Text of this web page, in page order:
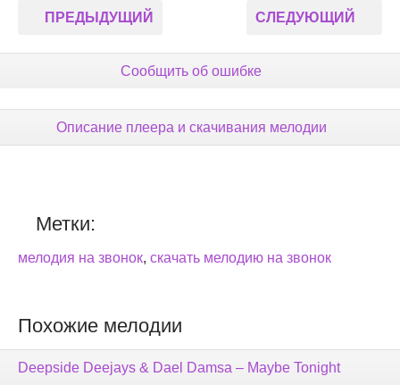
ПРЕДЫДУЩИЙ СЛЕДУЮЩИЙ
Сообщить об ошибке
Описание плеера и скачивания мелодии
Метки:
мелодия на звонок, скачать мелодию на звонок
Похожие мелодии
Deepside Deejays & Dael Damsa – Maybe Tonight